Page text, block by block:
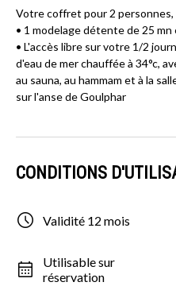
Votre coffret pour 2 personnes,
• 1 modelage détente de 25
• L'accès libre sur votre 1/2
d'eau de mer chauffée à 34°c,
au sauna, au hammam et à la
sur l'anse de Goulphar
CONDITIONS
Validité 12 mois
Utilisable sur
réservation